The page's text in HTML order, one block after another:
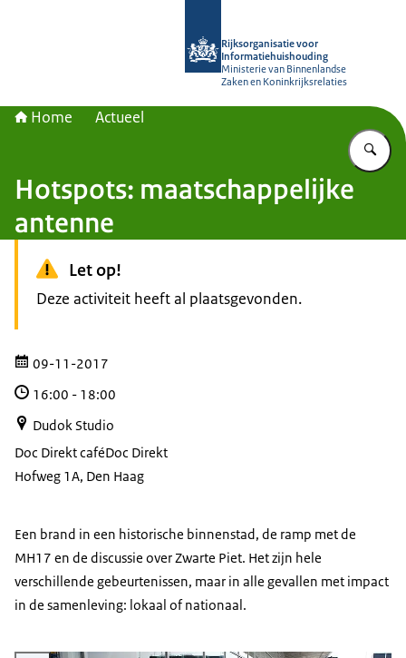
Rijksorganisatie voor
Informatiehuishouding
Ministerie van Binnenlandse
Zaken en Koninkrijksrelaties
Home Actueel
Hotspots: maatschappelijke
antenne
Let op!
Deze activiteit heeft al plaatsgevonden.
09-11-2017
16:00 - 18:00
Dudok Studio
Doc Direkt caféDoc Direkt
Hofweg 1A, Den Haag
Een brand in een historische binnenstad, de ramp met de
MH17 en de discussie over Zwarte Piet. Het zijn hele
verschillende gebeurtenissen, maar in alle gevallen met impact
in de samenleving: lokaal of nationaal.
Vergroot afbeelding Herdenking MH17 op Schiphol